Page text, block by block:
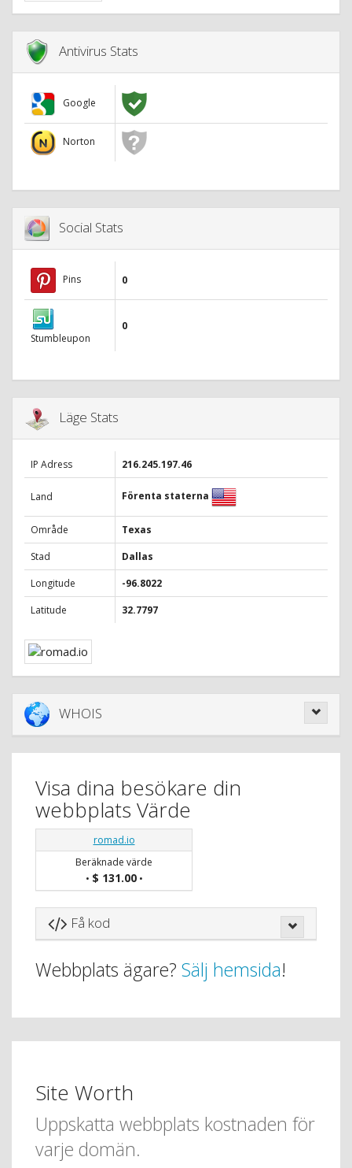
Antivirus Stats
Google
Norton
Social Stats
Pins 0
Stumbleupon
0
Läge Stats
IP Adress 216.245.197.46
Land Förenta staterna
Område
Texas
Stad
Dallas
Longitude
-96.8022
Latitude
32.7797
WHOIS
Visa dina besökare din
webbplats Värde
romad.io
Beräknade värde
• $ 131.00•
Få kod
Webbplats ägare? Sälj hemsida!
Site Worth
Uppskatta webbplats kostnaden för
varje domän.